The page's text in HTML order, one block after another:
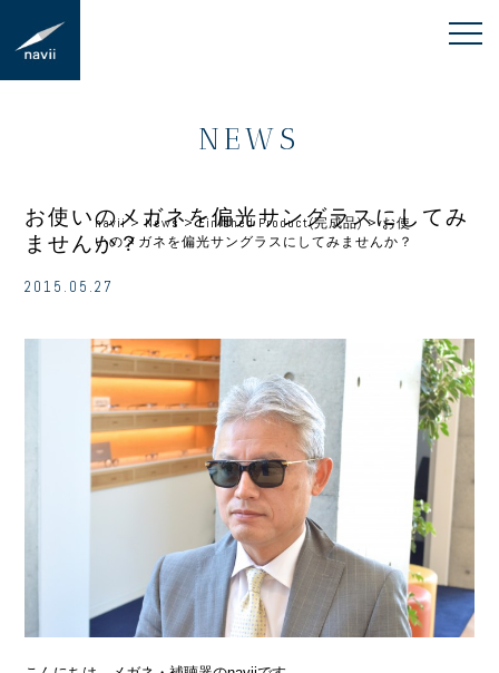
navii>News>Finished Product(完成品)>お使
いのメガネを偏光サングラスにしてみませんか？
NEWS
お使いのメガネを偏光サングラスにしてみ
ませんか？
2015.05.27